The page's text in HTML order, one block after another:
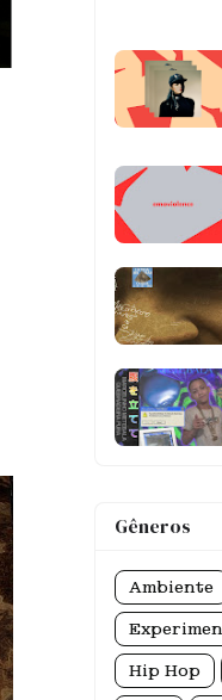
Gêneros
Ambiente
Hip Hop